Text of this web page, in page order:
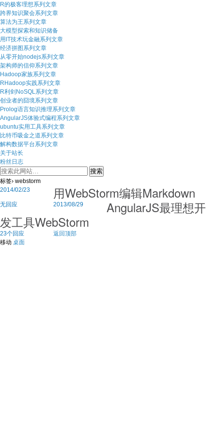
R的极客理想系列文章
跨界知识聚会系列文章
算法为王系列文章
大模型探索和知识储备
用IT技术玩金融系列文章
经济拼图系列文章
从零开始nodejs系列文章
架构师的信仰系列文章
Hadoop家族系列文章
RHadoop实践系列文章
R利剑NoSQL系列文章
创业者的囧境系列文章
Prolog语言知识推理系列文章
AngularJS体验式编程系列文章
ubuntu实用工具系列文章
比特币吸金之道系列文章
解构数据平台系列文章
关于站长
粉丝日志
标签› webstorm
2014/02/23
用WebStorm编辑Markdown
无回应 2013/08/29
AngularJS最理想开
发工具WebStorm
23个回应
返回顶部
移动 桌面